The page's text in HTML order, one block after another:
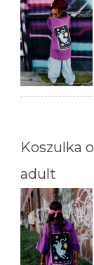
Koszulka
adult